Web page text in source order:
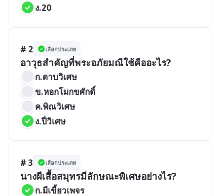
ง.20
# 2 เลือกประเภท
อาวุธสำคัญที่พระอภัยมณีใช้คืออะไร?
ก.ดาบวิเศษ
ข.หอกโมกขศักดิ์
ค.พิณวิเศษ
ง.ปี่วิเศษ
# 3 เลือกประเภท
นางผีเสื้อสมุทรมีลักษณะพิเศษอย่างไร?
ก.มีเขี้ยวเพจร